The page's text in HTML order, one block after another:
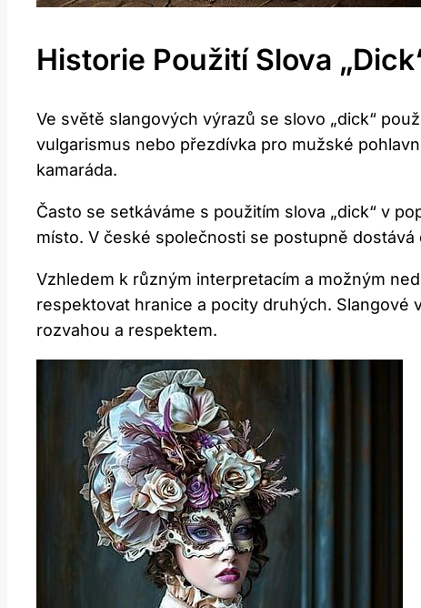
Historie ‌použití Slova
Ve světě slangových ‍výrazů se slovo „dick“
vulgarismus nebo přezdívka pro mužské
‍kamaráda.
Často se setkáváme⁤ s‌ použitím slova⁣ „dick“ v
místo. ​V české společnosti se postupně
Vzhledem k různým interpretacím a možným
respektovat hranice a pocity druhých.
⁢rozvahou a respektem.